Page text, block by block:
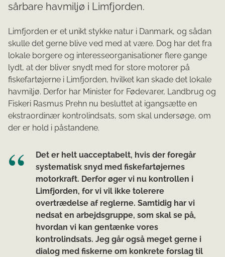
sårbare havmiljø i Limfjorden.
Limfjorden er et unikt stykke natur i Danmark, og sådan
skulle det gerne blive ved med at være. Dog har det fra
lokale borgere og interesseorganisationer flere gange
lydt, at der bliver snydt med for store motorer på
fiskefartøjerne i Limfjorden, hvilket kan skade det lokale
havmiljø. Derfor har Minister for Fødevarer, Landbrug og
Fiskeri Rasmus Prehn nu besluttet at igangsætte en
ekstraordinær kontrolindsats, som skal undersøge, om
der er hold i påstandene.
Det er helt uacceptabelt, hvis der foregår
systematisk snyd med fiskefartøjernes
motorkraft. Derfor øger vi nu kontrollen i
Limfjorden, for vi vil ikke tolerere
overtrædelse af reglerne. Samtidig har vi
nedsat en arbejdsgruppe, som skal se på,
hvordan vi kan gentænke vores
kontrolindsats. Jeg går også meget gerne i
dialog med fiskerne om konkrete forslag til